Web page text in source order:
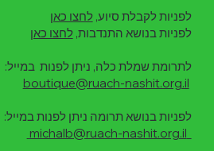
נשית"
לפניות לקבלת סיוע,לחצו כאן
לפניות בנושא התנדבות,לחצו כאן
לתרומת שמלת כלה, ניתן לפנות במייל:
boutique@ruach-nashit.org.il
לפניות בנושא תרומה ניתן לפנות במייל: